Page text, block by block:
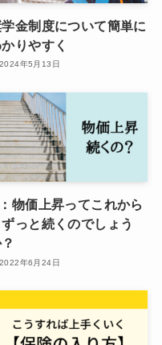
金制度について簡単に
りやすく
2024年5月13日
物価上昇ってこれから
ずっと続くのでしょう
2022年6月24日